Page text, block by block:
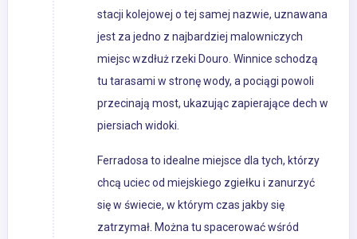
stacji kolejowej o tej samej nazwie, uznawana
jest za jedno z najbardziej malowniczych
miejsc wzdłuż rzeki Douro. Winnice schodzą
tu tarasami w stronę wody, a pociągi powoli
przecinają most, ukazując zapierające dech w
piersiach widoki.
Ferradosa to idealne miejsce dla tych, którzy
chcą uciec od miejskiego zgiełku i zanurzyć
się w świecie, w którym czas jakby się
zatrzymał. Można tu spacerować wśród